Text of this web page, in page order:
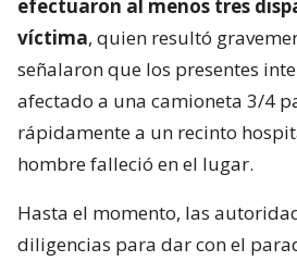
efectuaron al menos tres
víctima, quien resultó
señalaron que los presentes
afectado a una camioneta 3/4
rápidamente a un recinto
hombre falleció en el lugar.
Hasta el momento, las
diligencias para dar con el